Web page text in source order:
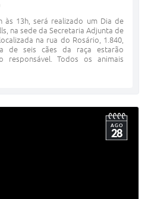
às 13h, será realizado um Dia de
na sede da Secretaria Adjunta de
na rua do Rosário, 1.840,
de seis cães da raça estarão
responsável. Todos os animais
AGO
28